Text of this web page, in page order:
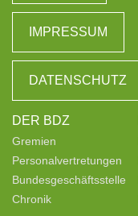
IMPRESSUM
DATENSCHUTZ
DER BDZ
Gremien
Personalvertretungen
Bundesgeschäftsstelle
Chronik